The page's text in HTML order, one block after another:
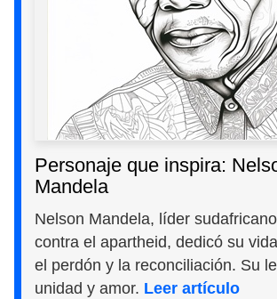
Personaje que inspira:
Mandela
Nelson Mandela, líder
contra el apartheid, dedicó su
el perdón y la reconciliación. Su
unidad y amor. Leer artículo